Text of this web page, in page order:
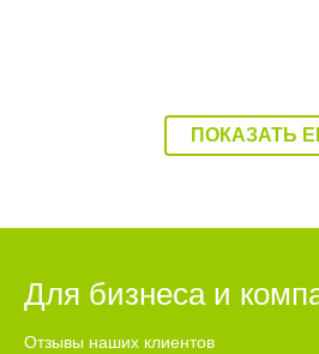
ПОКАЗАТЬ
Для бизнеса и
Отзывы наших клиентов